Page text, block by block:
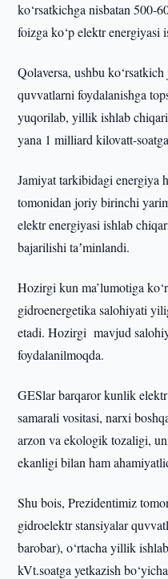
ko‘rsatkichga nisbatan 500-
foizga ko‘p elektr energiyasi
Qolaversa, ushbu
quvvatlarni foydalanishga
yuqorilab, yillik ishlab
yana 1 milliard kilovatt-
Jamiyat tarkibidagi energiya
tomonidan joriy birinchi
elektr energiyasi ishlab
bajarilishi taʼminlandi.
Hozirgi kun ma’lumotiga
gidroenergetika salohiyati
etadi. Hozirgi mavjud
foydalanilmoqda.
GESlar barqaror kunlik
samarali vositasi, narxi
arzon va ekologik tozaligi,
ekanligi bilan ham
Shu bois, Prezidentimiz
gidroelektr stansiyalar
barobar), o‘rtacha yillik
kVt.soatga yetkazish